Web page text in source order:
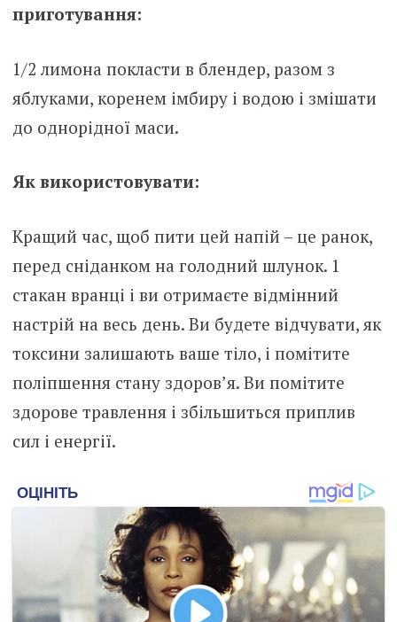
приготування:
1/2 лимона покласти в блендер, разом з
яблуками, коренем імбиру і водою і змішати
до однорідної маси.
Як використовувати:
Кращий час, щоб пити цей напій – це ранок,
перед сніданком на голодний шлунок. 1
стакан вранці і ви отримаєте відмінний
настрій на весь день. Ви будете відчувати, як
токсини залишають ваше тіло, і помітите
поліпшення стану здоров’я. Ви помітите
здорове травлення і збільшиться приплив
сил і енергії.